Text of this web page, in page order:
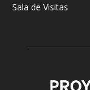
Sala de Visitas